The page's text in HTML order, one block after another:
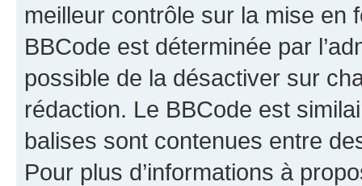
meilleur contrôle sur la mise en
BBCode est déterminée par
possible de la désactiver sur
rédaction. Le BBCode est
balises sont contenues entre
Pour plus d’informations à